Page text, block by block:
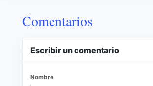
Comentarios
Escribir un comentario
Nombre